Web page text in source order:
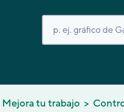
Mejora tu trabajo